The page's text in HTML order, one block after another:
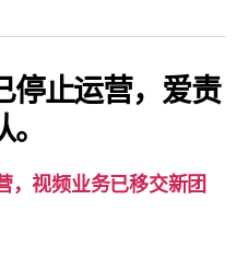
知：
爱
责
停止运营，爱责
，视频业务已移交新团